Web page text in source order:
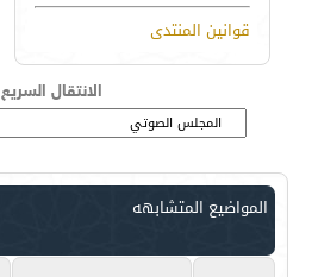
قوانين المنتدى
الانتقال السريع
المواضيع المتشابهه